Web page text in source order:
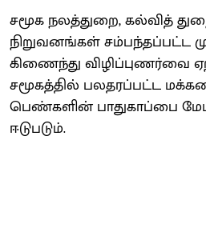
சமூக நலத்​துறை, கல்​வித்
நிறு​வனங்​கள் சம்​பந்​தப்​பட்ட
கிணைந்து விழிப்​புணர்வை
சமூகத்​தில் பலதரப்​பட்ட
பெண்​களின் பாது​காப்பை
ஈடு​படும்.